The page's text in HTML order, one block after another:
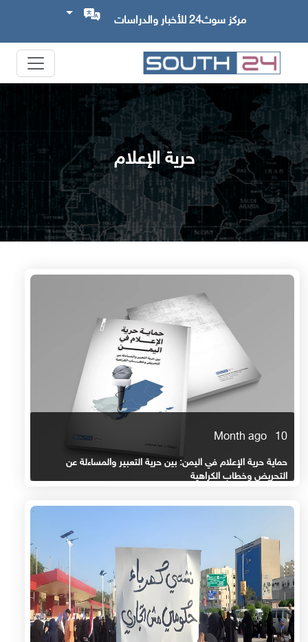
مركز سوث24 للأخبار والدراسات
حرية الإعلام
10 Month ago
حماية حرية الإعلام في اليمن: بين حرية التعبير والمساءلة عن
التحريض وخطاب الكراهية